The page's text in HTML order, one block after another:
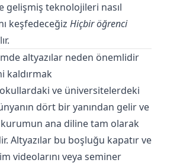
gelişmiş teknolojileri nasıl
keşfedeceğiz Hiçbir öğrenci
altyazılar neden önemlidir
kaldırmak
ve üniversitelerdeki
dört bir yanından gelir ve
ana diline tam olarak
Altyazılar bu boşluğu kapatır ve
videolarını veya seminer